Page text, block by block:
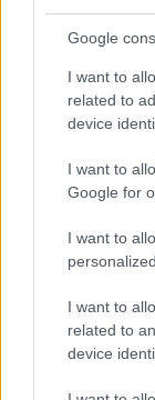
Google
I want to
related to
device
I want to
Google for
I want to
I want to
related to
device
Continua
NEWS